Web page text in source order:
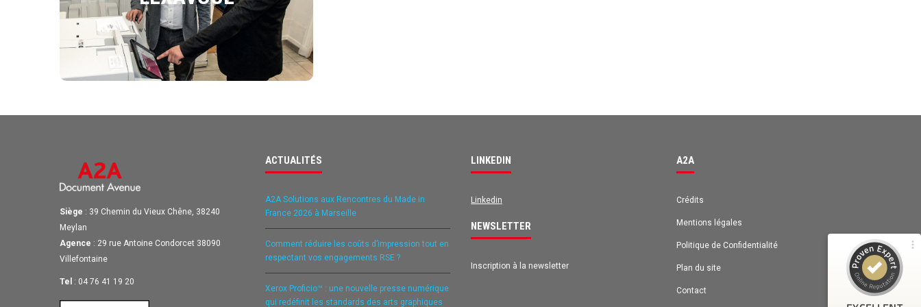
DÉCOUVRIR L'ARTICLE
Siège : 39 Chemin du Vieux Chêne, 38240
Meylan
Agence : 29 rue Antoine Condorcet 38090
Villefontaine
Tel : 04 76 41 19 20
ACTUALITÉS
A2A Solutions aux Rencontres du Made in
France 2026 à Marseille
Comment réduire les coûts d’impression tout en
respectant vos engagements RSE ?
Xerox Proficio™ : une nouvelle presse numérique
qui redéfinit les standards des arts graphiques
LINKEDIN
Linkedin
NEWSLETTER
Inscription à la newsletter
A2A
Crédits
Mentions légales
Politique de Confidentialité
Plan du site
Contact
ProvenExpert.com
Avis de 1 autre source
Voir le profil sur
Anonyme